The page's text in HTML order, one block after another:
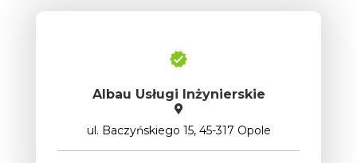
Albau Usługi Inżynierskie
ul. Baczyńskiego 15, 45-317 Opole